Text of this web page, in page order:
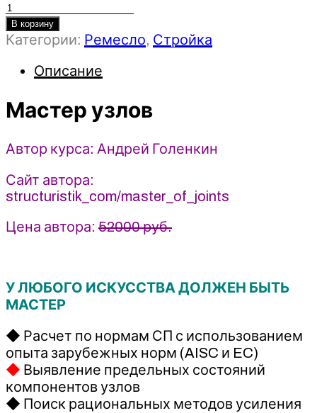
Количество
товара
Мастер
Голенкин
(2026)
В корзину
Категории: Ремесло, Стройка
Описание
Мастер узлов
Автор курса: Андрей Голенкин
Сайт автора:
structuristik_com/master_of_joints
Цена автора: 52000 руб.
У ЛЮБОГО ИСКУССТВА ДОЛЖЕН БЫТЬ
МАСТЕР
◆ Расчет по нормам СП с использованием
опыта зарубежных норм (AISC и EC)
◆ Выявление предельных состояний
компонентов узлов
◆ Поиск рациональных методов усиления